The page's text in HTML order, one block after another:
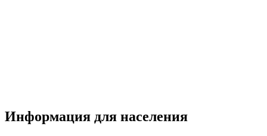
Информация для населения